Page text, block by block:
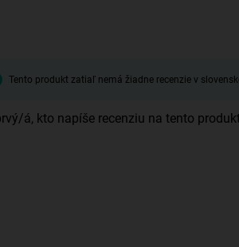
Tento produkt zatiaľ nemá žiadne recenzie v
á, kto napíše recenziu na tento